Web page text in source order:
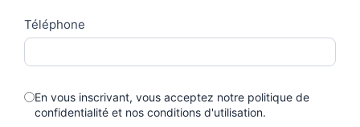
Téléphone
En vous inscrivant, vous acceptez notre politique de
confidentialité et nos conditions d'utilisation.